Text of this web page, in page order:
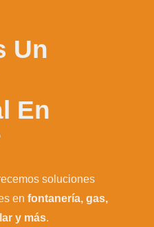
Un
En
soluciones
en fontanería, gas,
y más.